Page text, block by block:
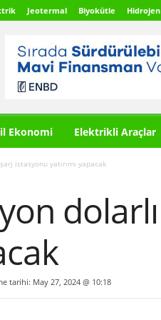
Jeotermal Biyokütle Hidrojen
Ekonomi Elektrikli Araçlar
istasyonu yatırımı yapacak
tarihi: May 27, 2024 @ 10:18